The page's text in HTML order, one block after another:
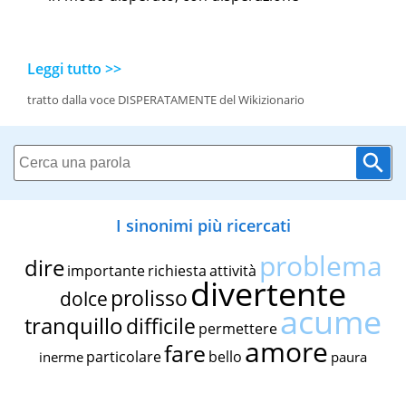
Leggi tutto >>
tratto dalla voce DISPERATAMENTE del Wikizionario
I sinonimi più ricercati
dire importante richiestaattività problema
dolce prolissodivertente
tranquillodifficile permettereacume
inerme particolarefare bello amore paura